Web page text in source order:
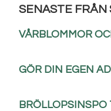
SENASTE FRÅN
VÅRBLOMMOR
GÖR DIN EGEN
BRÖLLOPSINSPO